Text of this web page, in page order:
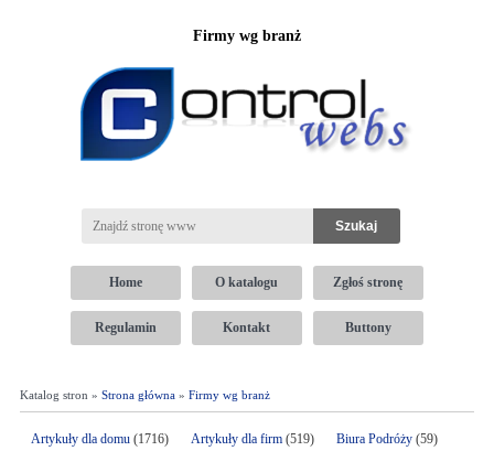
Firmy wg branż
Home O katalogu Zgłoś stronę
Regulamin Kontakt Buttony
Katalog stron » Strona główna» Firmy wg branż
Artykuły dla domu(1716) Artykuły dla firm(519) Biura Podróży(59)